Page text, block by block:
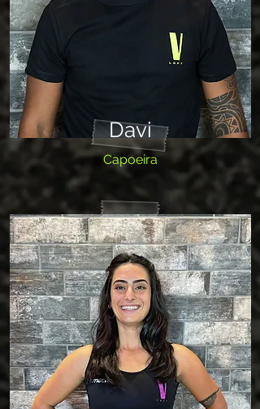
Davi
Capoeira